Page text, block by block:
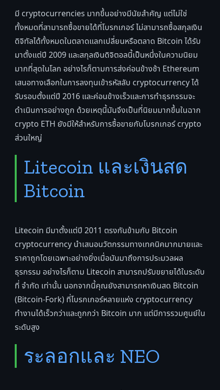
มี cryptocurrencies มากขึ้นอย่างมีนัยสำคัญ แต่ไม่ใช่
ทั้งหมดที่สามารถซื้อขายได้ที่โบรกเกอร์ ไม่สามารถซื้อสกุลเงิน
ดิจิทัลได้ทั้งหมดในตลาดแลกเปลี่ยนหรือตลาด Bitcoin ได้รับ
มาตั้งแต่ปี 2009 และสกุลเงินดิจิตอลนี้เป็นหนึ่งในความนิยม
มากที่สุดในโลก อย่างไรก็ตามการส่งค่อนข้างช้า Ethereum
เสนอทางเลือกในการลงทุนเข้ารหัสลับ cryptocurrency ได้
รับรอบตั้งแต่ปี 2016 และค่อนข้างเร็วและการทำธุรกรรมจะ
ดำเนินการอย่างถูก ด้วยเหตุนี้มันจึงเป็นที่นิยมมากขึ้นในฉาก
crypto ETH ยังมีให้สำหรับการซื้อขายกับโบรกเกอร์ crypto
ส่วนใหญ่
Litecoin และเงินสด
Bitcoin
Litecoin มีมาตั้งแต่ปี 2011 ตรงกันข้ามกับ Bitcoin
cryptocurrency นำเสนอนวัตกรรมทางเทคนิคมากมายและ
ราคาถูกโดยเฉพาะอย่างยิ่งเมื่อมันมาถึงการประมวลผล
ธุรกรรม อย่างไรก็ตาม Litecoin สามารถปรับขยายได้ในระดับ
ที่ จำกัด เท่านั้น นอกจากนี้คุณยังสามารถหาเงินสด Bitcoin
(Bitcoin-Fork) ที่โบรกเกอร์หลายแห่ง cryptocurrency
ทำงานได้เร็วกว่าและถูกกว่า Bitcoin มาก แต่มีการรวมศูนย์ใน
ระดับสูง
ระลอกและ NEO